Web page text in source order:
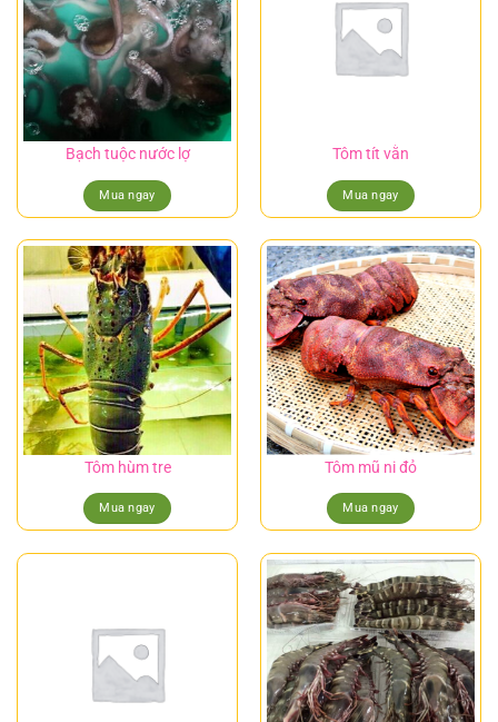
Bạch tuộc nước lợ
Mua ngay
Tôm tít vằn
Mua ngay
Tôm hùm tre
Mua ngay
Tôm mũ ni đỏ
Mua ngay